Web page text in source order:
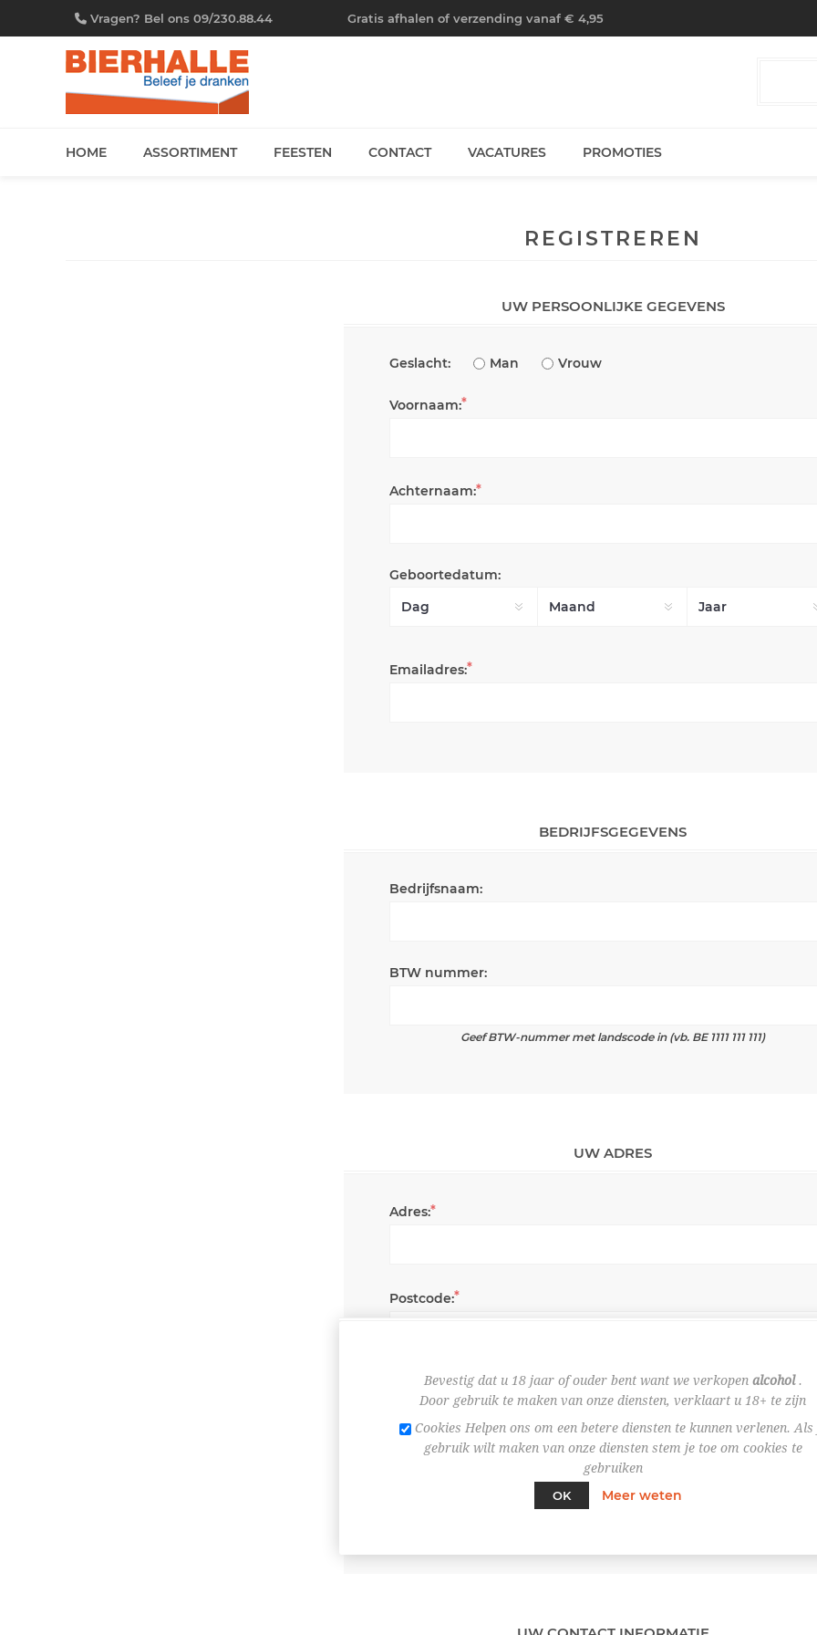
Vragen? Bel ons 09/230.88.44 Gratis afhalen of verzending vanaf € 4,95
HOME ASSORTIMENT FEESTEN CONTACT VACATURES PROMOTIES
REGISTREREN
UW PERSOONLIJKE GEGEVENS
Geslacht: Man Vrouw
Voornaam:*
Achternaam:*
Geboortedatum:
Emailadres:*
BEDRIJFSGEGEVENS
Bedrijfsnaam:
BTW nummer:
Geef BTW-nummer met landscode in (vb. BE 1111 111 111)
UW ADRES
Adres:*
Postcode:*
Plaats:*
Bevestig dat u 18 jaar of ouder bent want we verkopen alcohol.
Door gebruik te maken van onze diensten, verklaart u 18+ te zijn
Cookies Helpen ons om een betere diensten te kunnen verlenen. Als
gebruik wilt maken van onze diensten stem je toe om cookies te
gebruiken
OK
Meer weten